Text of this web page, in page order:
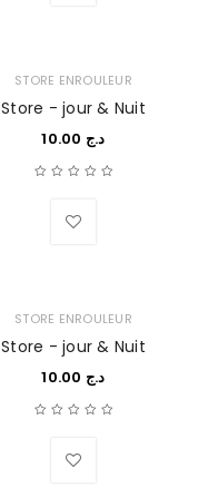
STORE ENROULEUR
Store - jour & Nuit
د.ج
STORE ENROULEUR
Store - jour & Nuit
د.ج